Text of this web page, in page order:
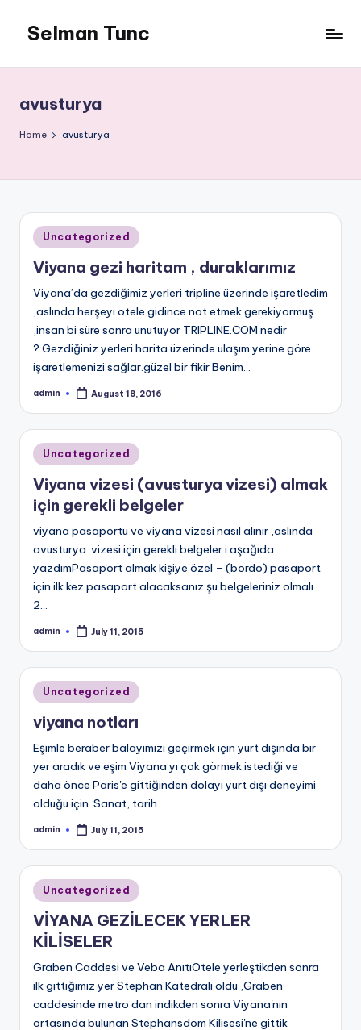
Selman Tunc
avusturya
Home avusturya
Posted
in
Uncategorized
Viyana gezi haritam , duraklarımız
Viyana’da gezdiğimiz yerleri tripline üzerinde işaretledim
,aslında herşeyi otele gidince not etmek gerekiyormuş
,insan bi süre sonra unutuyor TRIPLINE.COM nedir
? Gezdiğiniz yerleri harita üzerinde ulaşım yerine göre
işaretlemenizi sağlar.güzel bir fikir Benim…
Posted
admin August 18, 2016
Posted
in
Uncategorized
Viyana vizesi (avusturya vizesi) almak
için gerekli belgeler
viyana pasaportu ve viyana vizesi nasıl alınır ,aslında
avusturya vizesi için gerekli belgeler i aşağıda
yazdımPasaport almak kişiye özel – (bordo) pasaport
için ilk kez pasaport alacaksanız şu belgeleriniz olmalı
2…
Posted
admin July 11, 2015
Posted
in
Uncategorized
viyana notları
Eşimle beraber balayımızı geçirmek için yurt dışında bir
yer aradık ve eşim Viyana yı çok görmek istediği ve
daha önce Paris'e gittiğinden dolayı yurt dışı deneyimi
olduğu için Sanat, tarih…
Posted
admin July 11, 2015
Posted
in
Uncategorized
VİYANA GEZİLECEK YERLER
KİLİSELER
Graben Caddesi ve Veba AnıtıOtele yerleştikden sonra
ilk gittiğimiz yer Stephan Katedrali oldu ,Graben
caddesinde metro dan indikden sonra Viyana'nın
ortasında bulunan Stephansdom Kilisesi'ne gittik